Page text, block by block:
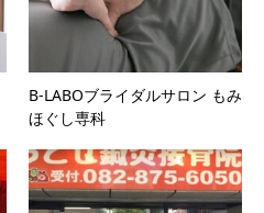
B-LABOブライダルサロン もみ
ほぐし専科